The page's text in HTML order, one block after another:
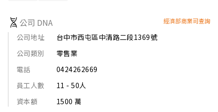
3.寵物自助洗
用厲害的洗澡機洗香香，接著掃乾、吹烘毛輕鬆完成！
公司 DNA 經濟部商業司查詢
公司地址
台中市西屯區中清路二段1369號
公司類別
零售業
電話
0424262669
員工人數
11 - 50人
資本額
1500 萬